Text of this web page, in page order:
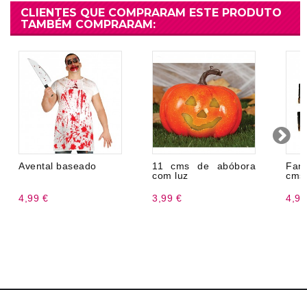
CLIENTES QUE COMPRARAM ESTE PRODUTO
TAMBÉM COMPRARAM:
Avental baseado
4,99 €
11 cms de abóbora
com luz
3,99 €
cms